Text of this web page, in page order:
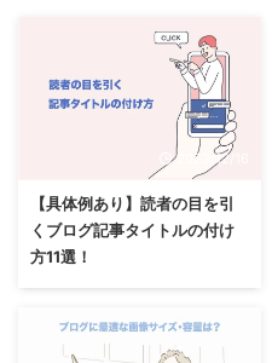
2023/12/16
【具体例あり】読者の目を引
くブログ記事タイトルの付け
方11選！